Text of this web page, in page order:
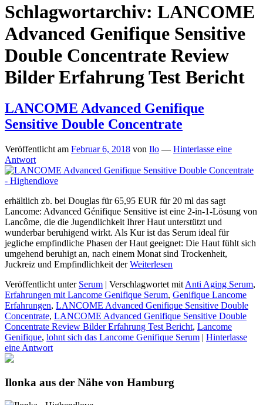
Schlagwortarchiv: LANCOME
Advanced Genifique Sensitive
Double Concentrate Review
Bilder Erfahrung Test Bericht
LANCOME Advanced Genifique
Sensitive Double Concentrate
Veröffentlicht am Februar 6, 2018 von Ilo — Hinterlasse eine
Antwort
erhältlich zb. bei Douglas für 65,95 EUR für 20 ml das sagt
Lancome: Advanced Génifique Sensitive ist eine 2-in-1-Lösung von
Lancôme, die die Jugendlichkeit Ihrer Haut unterstützt und
wunderbar beruhigend wirkt. Als Kur ist das Serum ideal für
jegliche empfindliche Phasen der Haut geeignet: Die Haut fühlt sich
umgehend beruhigt an, nach einem Monat sind Trockenheit,
Juckreiz und Empfindlichkeit derWeiterlesen
Veröffentlicht unter Serum | Verschlagwortet mit Anti Aging Serum,
Erfahrungen mit Lancome Genifique Serum, Genifique Lancome
Erfahrungen, LANCOME Advanced Genifique Sensitive Double
Concentrate, LANCOME Advanced Genifique Sensitive Double
Concentrate Review Bilder Erfahrung Test Bericht, Lancome
Genifique, lohnt sich das Lancome Genifique Serum | Hinterlasse
eine Antwort
Ilonka aus der Nähe von Hamburg